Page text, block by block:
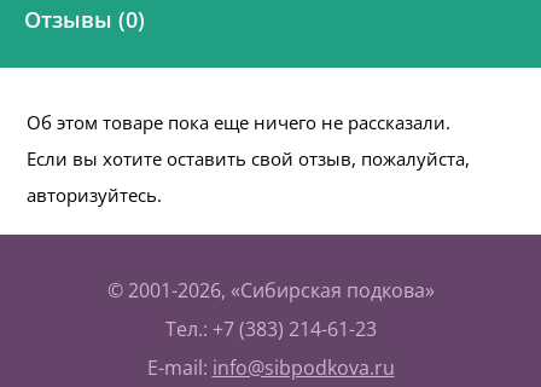
Отзывы (0)
Об этом товаре пока еще ничего не рассказали.
Если вы хотите оставить свой отзыв, пожалуйста,
авторизуйтесь.
© 2001-2026, «Сибирская подкова»
Тел.: +7 (383) 214-61-23
E-mail: info@sibpodkova.ru